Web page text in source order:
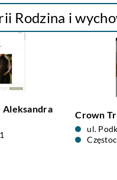
Rodzina i
Aleksandra
Crown
ul.